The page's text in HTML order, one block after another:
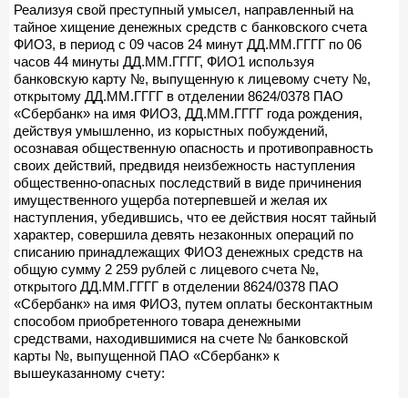
Реализуя свой преступный умысел, направленный на
тайное хищение денежных средств с банковского счета
ФИО3, в период с 09 часов 24 минут ДД.ММ.ГГГГ по 06
часов 44 минуты ДД.ММ.ГГГГ, ФИО1 используя
банковскую карту №, выпущенную к лицевому счету №,
открытому ДД.ММ.ГГГГ в отделении 8624/0378 ПАО
«Сбербанк» на имя ФИО3, ДД.ММ.ГГГГ года рождения,
действуя умышленно, из корыстных побуждений,
осознавая общественную опасность и противоправность
своих действий, предвидя неизбежность наступления
общественно-опасных последствий в виде причинения
имущественного ущерба потерпевшей и желая их
наступления, убедившись, что ее действия носят тайный
характер, совершила девять незаконных операций по
списанию принадлежащих ФИО3 денежных средств на
общую сумму 2 259 рублей с лицевого счета №,
открытого ДД.ММ.ГГГГ в отделении 8624/0378 ПАО
«Сбербанк» на имя ФИО3, путем оплаты бесконтактным
способом приобретенного товара денежными
средствами, находившимися на счете № банковской
карты №, выпущенной ПАО «Сбербанк» к
вышеуказанному счету: